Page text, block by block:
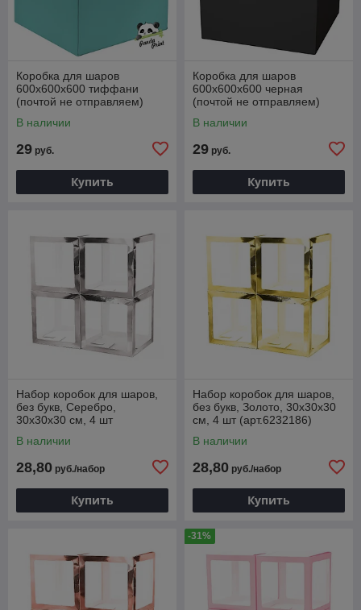
Коробка для шаров
600х600х600 тиффани
(почтой не отправляем)
В наличии
29 руб.
Купить
Коробка для шаров
600х600х600 черная
(почтой не отправляем)
В наличии
29 руб.
Купить
Набор коробок для шаров,
без букв, Серебро,
30х30х30 см, 4 шт
В наличии
28,80 руб./набор
Купить
Набор коробок для шаров,
без букв, Золото, 30х30х30
см, 4 шт (арт.6232186)
В наличии
28,80 руб./набор
Купить
-31%